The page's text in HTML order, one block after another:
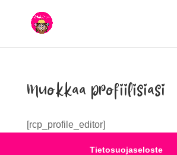
Muokkaa profiilisiasi
[rcp_profile_editor]
Tietosuojaseloste